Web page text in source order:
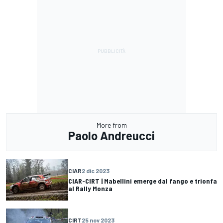
More from
Paolo Andreucci
CIAR2 dic 2023
CIAR-CIRT | Mabellini emerge dal fango e trionfa
al Rally Monza
CIRT25 nov 2023